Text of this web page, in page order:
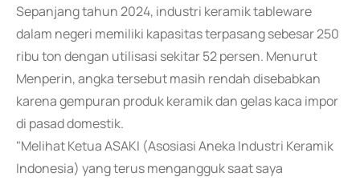
Sepanjang tahun 2024, industri keramik tableware
dalam negeri memiliki kapasitas terpasang sebesar 250
ribu ton dengan utilisasi sekitar 52 persen. Menurut
Menperin, angka tersebut masih rendah disebabkan
karena gempuran produk keramik dan gelas kaca impor
di pasad domestik.
"Melihat Ketua ASAKI (Asosiasi Aneka Industri Keramik
Indonesia) yang terus mengangguk saat saya